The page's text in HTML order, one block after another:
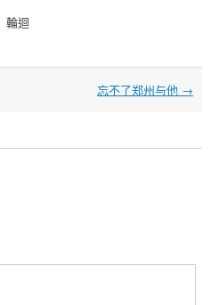
輪迴
忘不了郑州与他 →